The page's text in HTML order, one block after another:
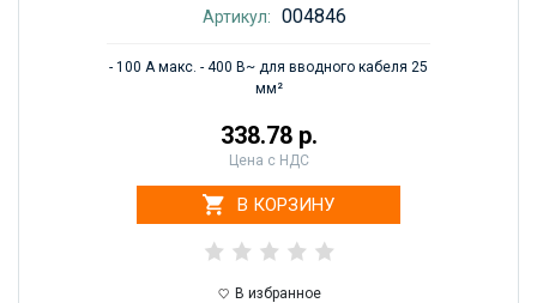
Артикул: 004846
- 100 А макс. - 400 В~ для вводного кабеля 25
мм²
338.78 р.
Цена с НДС
В КОРЗИНУ
В избранное